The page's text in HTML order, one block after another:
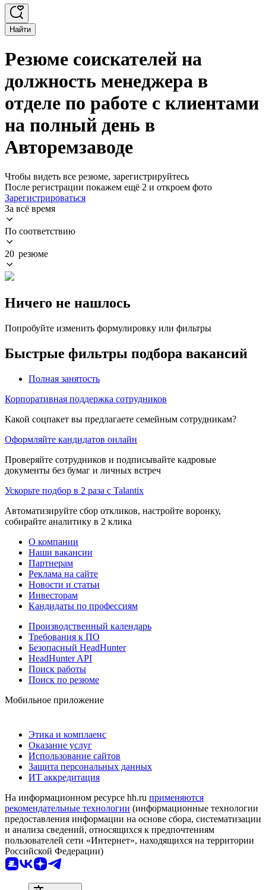
Найти
Резюме соискателей на
должность менеджера в
отделе по работе с клиентами
на полный день в
Авторемзаводе
Чтобы видеть все резюме, зарегистрируйтесь
После регистрации покажем ещё 2 и откроем фото
Зарегистрироваться
За всё время
По соответствию
20 резюме
Ничего не нашлось
Попробуйте изменить формулировку или фильтры
Быстрые фильтры подбора вакансий
Полная занятость
Корпоративная поддержка сотрудников
Какой соцпакет вы предлагаете семейным сотрудникам?
Оформляйте кандидатов онлайн
Проверяйте сотрудников и подписывайте кадровые
документы без бумаг и личных встреч
Ускорьте подбор в 2 раза с Talantix
Автоматизируйте сбор откликов, настройте воронку,
собирайте аналитику в 2 клика
О компании
Наши вакансии
Партнерам
Реклама на сайте
Новости и статьи
Инвесторам
Кандидаты по профессиям
Производственный календарь
Требования к ПО
Безопасный HeadHunter
HeadHunter API
Поиск работы
Поиск по резюме
Мобильное приложение
Этика и комплаенс
Оказание услуг
Использование сайтов
Защита персональных данных
ИТ аккредитация
На информационном ресурсе hh.ru применяются
рекомендательные технологии (информационные технологии
предоставления информации на основе сбора, систематизации
и анализа сведений, относящихся к предпочтениям
пользователей сети «Интернет», находящихся на территории
Российской Федерации)